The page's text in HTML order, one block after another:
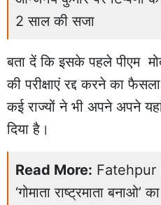
2 साल की सजा
बता दें कि इसके पहले पीएम
की परीक्षाएं रद्द करने का
कई राज्यों ने भी अपने अपने यहां
दिया है।
Read More: Fatehpur
‘गोमाता राष्ट्रमाता